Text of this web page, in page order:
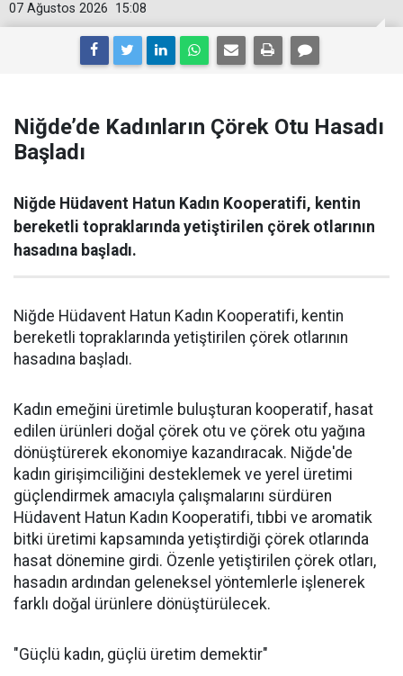
15:08
07 Ağustos 2026
Niğde’de Kadınların Çörek Otu Hasadı
Başladı
Niğde Hüdavent Hatun Kadın Kooperatifi, kentin
bereketli topraklarında yetiştirilen çörek otlarının
hasadına başladı.
Niğde Hüdavent Hatun Kadın Kooperatifi, kentin
bereketli topraklarında yetiştirilen çörek otlarının
hasadına başladı.
Kadın emeğini üretimle buluşturan kooperatif, hasat
edilen ürünleri doğal çörek otu ve çörek otu yağına
dönüştürerek ekonomiye kazandıracak. Niğde'de
kadın girişimciliğini desteklemek ve yerel üretimi
güçlendirmek amacıyla çalışmalarını sürdüren
Hüdavent Hatun Kadın Kooperatifi, tıbbi ve aromatik
bitki üretimi kapsamında yetiştirdiği çörek otlarında
hasat dönemine girdi. Özenle yetiştirilen çörek otları,
hasadın ardından geleneksel yöntemlerle işlenerek
farklı doğal ürünlere dönüştürülecek.
"Güçlü kadın, güçlü üretim demektir"